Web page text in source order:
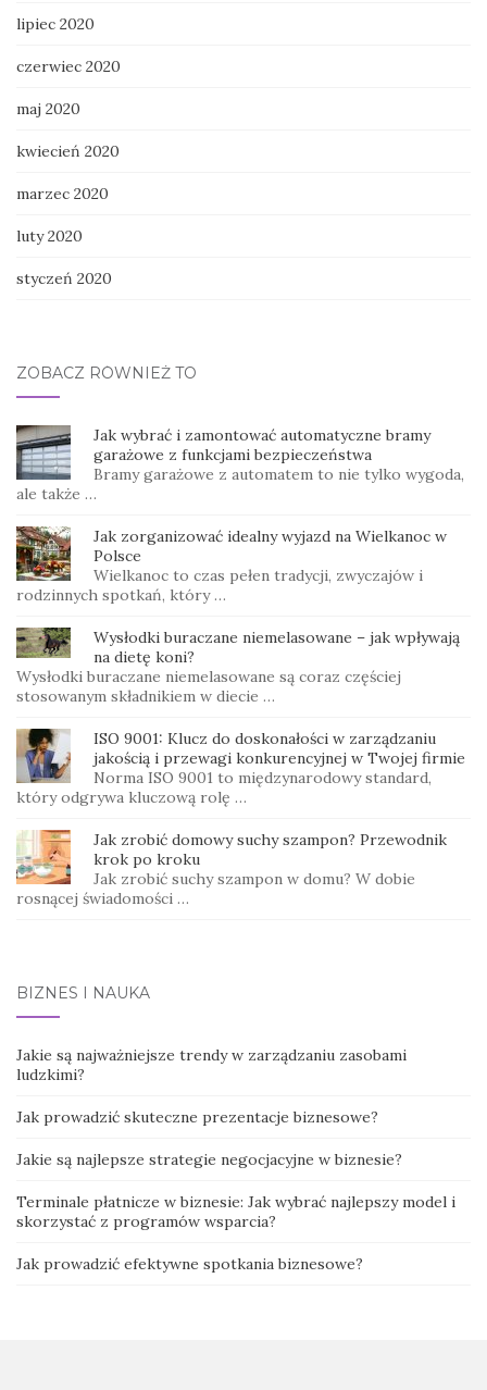
lipiec 2020
czerwiec 2020
maj 2020
kwiecień 2020
marzec 2020
luty 2020
styczeń 2020
ZOBACZ RÓWNIEŻ TO
Jak wybrać i zamontować automatyczne bramy
garażowe z funkcjami bezpieczeństwa
Bramy garażowe z automatem to nie tylko wygoda,
ale także …
Jak zorganizować idealny wyjazd na Wielkanoc w
Polsce
Wielkanoc to czas pełen tradycji, zwyczajów i
rodzinnych spotkań, który …
Wysłodki buraczane niemelasowane – jak wpływają
na dietę koni?
Wysłodki buraczane niemelasowane są coraz częściej
stosowanym składnikiem w diecie …
ISO 9001: Klucz do doskonałości w zarządzaniu
jakością i przewagi konkurencyjnej w Twojej firmie
Norma ISO 9001 to międzynarodowy standard,
który odgrywa kluczową rolę …
Jak zrobić domowy suchy szampon? Przewodnik
krok po kroku
Jak zrobić suchy szampon w domu? W dobie
rosnącej świadomości …
BIZNES I NAUKA
Jakie są najważniejsze trendy w zarządzaniu zasobami
ludzkimi?
Jak prowadzić skuteczne prezentacje biznesowe?
Jakie są najlepsze strategie negocjacyjne w biznesie?
Terminale płatnicze w biznesie: Jak wybrać najlepszy model i
skorzystać z programów wsparcia?
Jak prowadzić efektywne spotkania biznesowe?